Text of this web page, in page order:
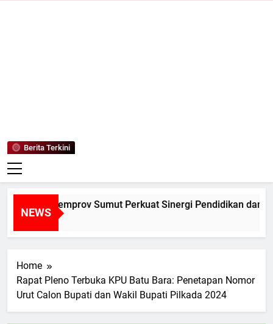
Berita Terkini
NEWS
dan Pemprov Sumut Perkuat Sinergi Pendidikan dan
Ago
Home
Rapat Pleno Terbuka KPU Batu Bara: Penetapan Nomor
Urut Calon Bupati dan Wakil Bupati Pilkada 2024